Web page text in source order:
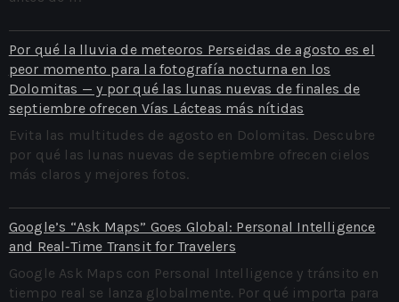
Por qué la lluvia de meteoros Perseidas de agosto es el
peor momento para la fotografía nocturna en los
Dolomitas — y por qué las lunas nuevas de finales de
septiembre ofrecen Vías Lácteas más nítidas
Evita las multitudes de agosto en Dolomitas. Descubre
por qué las lunas nuevas de septiembre ofrecen cielos
más claros y mejores fotos.
Google’s “Ask Maps” Goes Global: Personal Intelligence
and Real‑Time Transit for Travelers
Google Ask Maps con Personal Intelligence y tránsito en
tiempo real se lanza globalmente. Por qué importa para